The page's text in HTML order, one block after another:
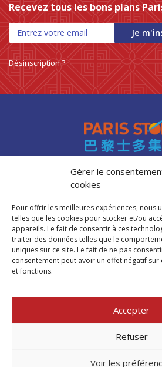
Gérer le
cookies
Pour offrir les meilleures expériences, nous
telles que les cookies pour stocker et/ou
appareils. Le fait de consentir à ces
traiter des données telles que le
uniques sur ce site. Le fait de ne pas
consentement peut avoir un effet négatif
et fonctions.
Accepter
Refuser
Voir les
Recevez tous les bons plans
Je
Désinscription ?
Accès professionnels
FAQ
Mentions légales
Politique de cookies
magasin Paris
Où nous trouver